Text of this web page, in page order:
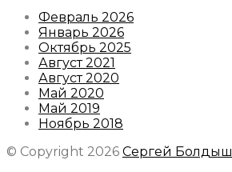
Февраль 2026
Январь 2026
Октябрь 2025
Август 2021
Август 2020
Май 2020
Май 2019
Ноябрь 2018
© Copyright 2026 Сергей Болдыш